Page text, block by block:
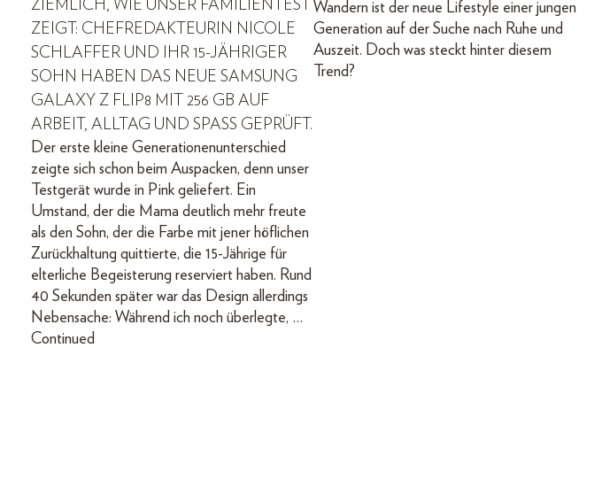
ZIEMLICH, WIE UNSER FAMILIENTEST
ZEIGT: CHEFREDAKTEURIN NICOLE
SCHLAFFER UND IHR 15-JÄHRIGER
SOHN HABEN DAS NEUE SAMSUNG
GALAXY Z FLIP8 MIT 256 GB AUF
ARBEIT, ALLTAG UND SPASS GEPRÜFT.
Der erste kleine Generationenunterschied
zeigte sich schon beim Auspacken, denn unser
Testgerät wurde in Pink geliefert. Ein
Umstand, der die Mama deutlich mehr freute
als den Sohn, der die Farbe mit jener höflichen
Zurückhaltung quittierte, die 15-Jährige für
elterliche Begeisterung reserviert haben. Rund
40 Sekunden später war das Design allerdings
Nebensache: Während ich noch überlegte, …
Continued
Wandern ist der neue Lifestyle einer jungen
Generation auf der Suche nach Ruhe und
Auszeit. Doch was steckt hinter diesem
Trend?